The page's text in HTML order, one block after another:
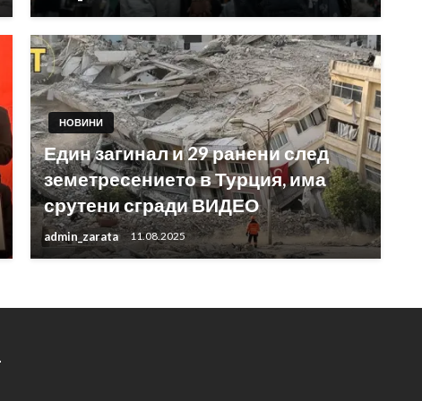
НОВИНИ
Един загинал и 29 ранени след
земетресението в Турция, има
срутени сгради ВИДЕО
admin_zarata 11.08.2025